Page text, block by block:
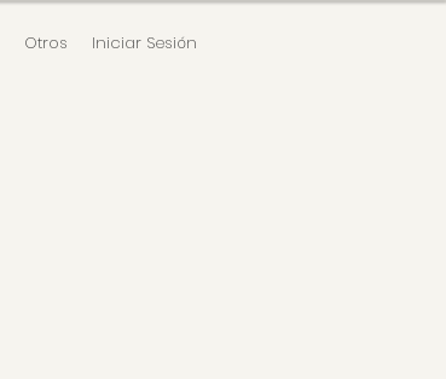
Otros Iniciar Sesión